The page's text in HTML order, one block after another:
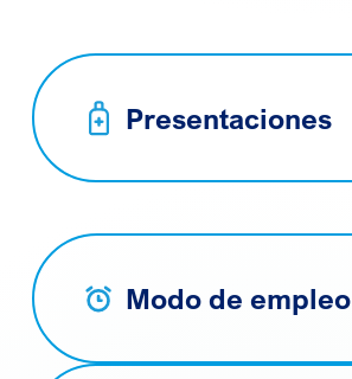
Presentaciones
Modo de empleo